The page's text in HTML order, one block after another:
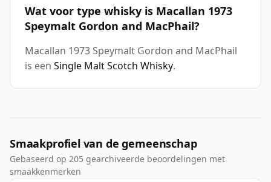
Wat voor type whisky is Macallan 1973
Speymalt Gordon and MacPhail?
Macallan 1973 Speymalt Gordon and MacPhail
is een Single Malt Scotch Whisky.
Smaakprofiel van de gemeenschap
Gebaseerd op 205 gearchiveerde beoordelingen met
smaakkenmerken